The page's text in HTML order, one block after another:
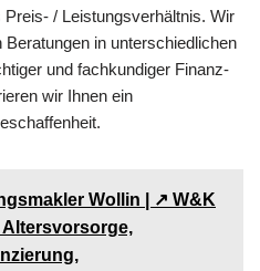
Preis- / Leistungsverhältnis. Wir
in unterschiedlichen
und fachkundiger Finanz-
wir Ihnen ein
Wollin | ↗️ W&K